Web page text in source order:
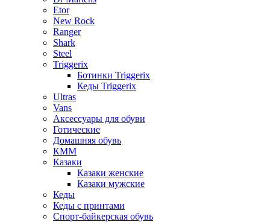
Etor
New Rock
Ranger
Shark
Steel
Triggerix
Ботинки Triggerix
Кеды Triggerix
Ultras
Vans
Аксессуары для обуви
Готические
Домашняя обувь
КММ
Казаки
Казаки женские
Казаки мужские
Кеды
Кеды с принтами
Спорт-байкерская обувь